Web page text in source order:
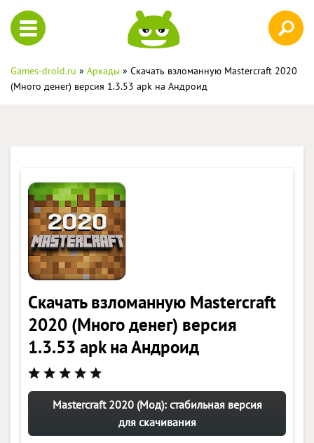
Games-droid.ru » Аркады » Скачать взломанную Mastercraft 2020
(Много денег) версия 1.3.53 apk на Андроид
Скачать взломанную Mastercraft
2020 (Много денег) версия
1.3.53 apk на Андроид
Mastercraft 2020 (Мод): стабильная версия
для скачивания